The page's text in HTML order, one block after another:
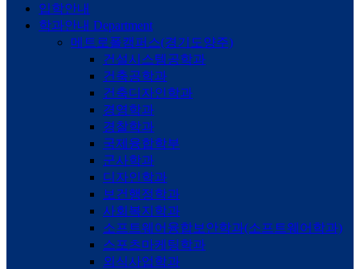
입학안내
학과안내 Department
메트로폴캠퍼스(경기도양주)
건설시스템공학과
건축공학과
건축디자인학과
경영학과
경찰학과
국제융합학부
군사학과
디자인학과
보건행정학과
사회복지학과
소프트웨어융합보안학과(소프트웨어학과)
스포츠마케팅학과
외식사업학과